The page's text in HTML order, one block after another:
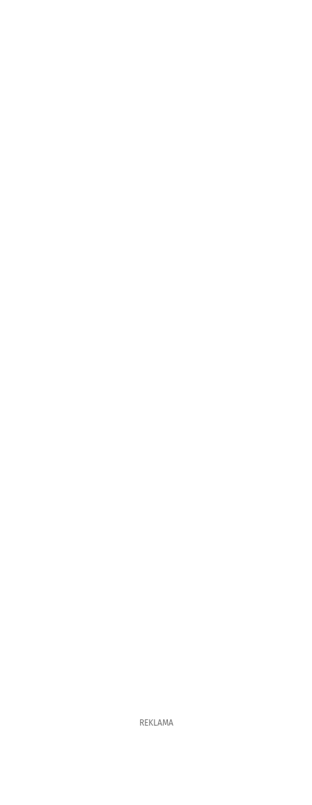
REKLAMA